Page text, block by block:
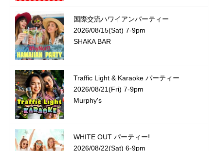
国際交流ハワイアンパーティー
2026/08/15(Sat) 7-9pm
SHAKA BAR
Traffic Light & Karaoke パーティー
2026/08/21(Fri) 7-9pm
Murphy's
WHITE OUT パーティー!
2026/08/22(Sat) 6-9pm